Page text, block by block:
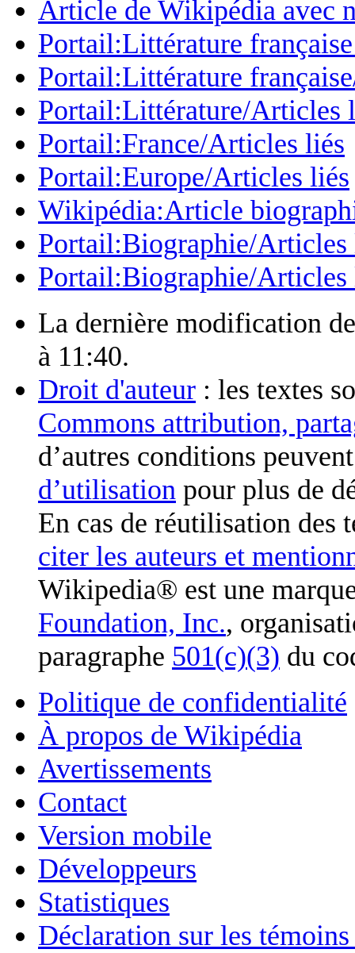
Article de Wikipédia avec
Portail:Littérature
Portail:Littérature
Portail:Littérature/Articles
Portail:France/Articles liés
Portail:Europe/Articles liés
Wikipédia:Article
Portail:Biographie/Articles
Portail:Biographie/
La dernière modification
à 11:40.
Droit d'auteur : les textes
Commons attribution,
d’autres conditions
d’utilisation pour plus de
En cas de réutilisation des
citer les auteurs et
Wikipedia® est une
Foundation, Inc.,
paragraphe 501(c)(3) du
Politique de confidentialité
À propos de Wikipédia
Avertissements
Contact
Version mobile
Développeurs
Statistiques
Déclaration sur les